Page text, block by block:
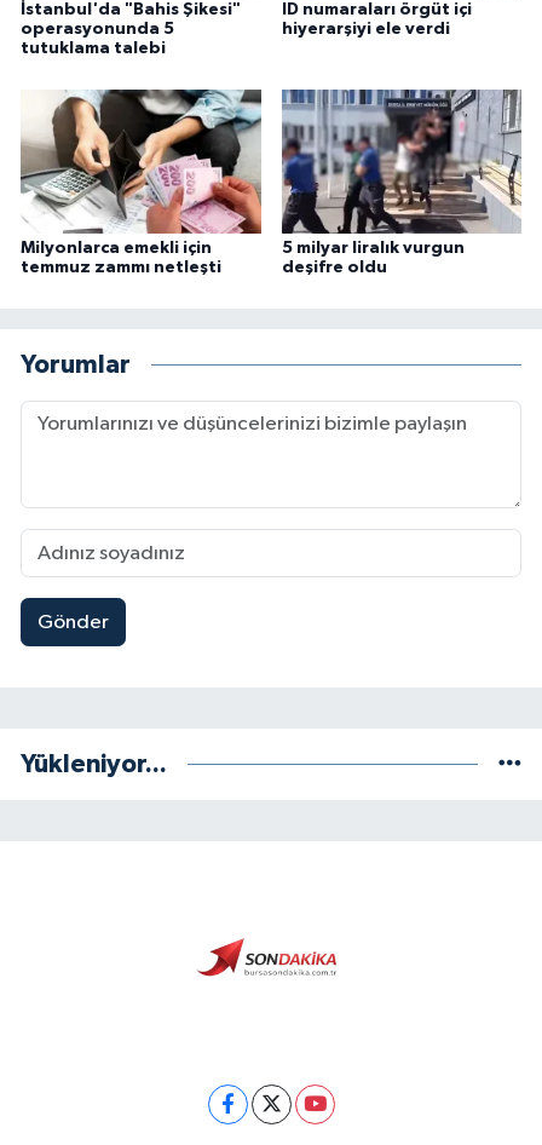
İstanbul'da "Bahis Şikesi"
operasyonunda 5
tutuklama talebi
ID numaraları örgüt içi
hiyerarşiyi ele verdi
Milyonlarca emekli için
temmuz zammı netleşti
5 milyar liralık vurgun
deşifre oldu
Yorumlar
Gönder
Yükleniyor...